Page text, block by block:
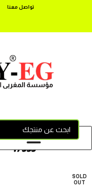
تواصل معنا
17355
SOLD
OUT